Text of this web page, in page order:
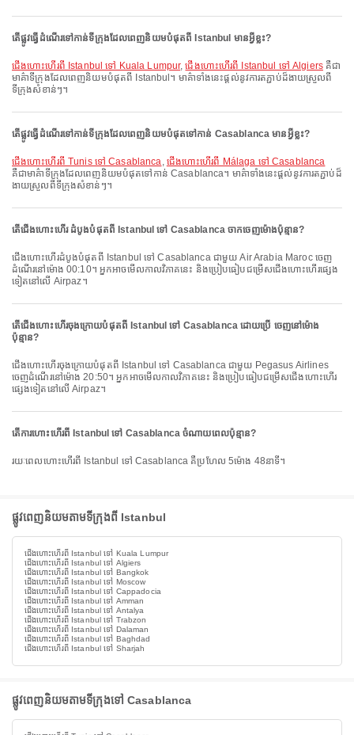
តើផ្លូវធ្វើដំណើរទៅកាន់ទីក្រុងដែលពេញនិយមបំផុតពី Istanbul មានអ្វីខ្លះ?
ជើងហោះហើរពី Istanbul ទៅ Kuala Lumpur,ជើងហោះហើរពី Istanbul ទៅ Algiersគឺជា
មាគ៌ាទីក្រុងដែលពេញនិយមបំផុតពី Istanbul។ មាគ៌ាទាំងនេះផ្តល់នូវការតភ្ជាប់ដ៏ងាយស្រួលពី
ទីក្រុងសំខាន់ៗ។
តើផ្លូវធ្វើដំណើរទៅកាន់ទីក្រុងដែលពេញនិយមបំផុតទៅកាន់ Casablanca មានអ្វីខ្លះ?
ជើងហោះហើរពី Tunis ទៅ Casablanca, ជើងហោះហើរពី Málaga ទៅ Casablanca
គឺជាមាគ៌ាទីក្រុងដែលពេញនិយមបំផុតទៅកាន់ Casablanca។ មាគ៌ាទាំងនេះផ្តល់នូវការតភ្ជាប់ដ៏
ងាយស្រួលពីទីក្រុងសំខាន់ៗ។
តើជើងហោះហើរ ដំបូងបំផុតពី Istanbul ទៅ Casablanca ចាកចេញម៉ោងប៉ុន្មាន?
ជើងហោះហើរដំបូងបំផុតពី Istanbul ទៅ Casablanca ជាមួយ Air Arabia Maroc ចេញ
ដំណើរនៅម៉ោង 00:10។ អ្នកអាចមើលកាលវិភាគនេះ និងប្រៀបធៀបជម្រើសជើងហោះហើរផ្សេង
ទៀតនៅលើ Airpaz។
តើជើងហោះហើរចុងក្រោយបំផុតពី Istanbul ទៅ Casablanca ដោយប្រើ ចេញនៅម៉ោង
ប៉ុន្មាន?
ជើងហោះហើរចុងក្រោយបំផុតពី Istanbul ទៅ Casablanca ជាមួយ Pegasus Airlines
ចេញដំណើរនៅម៉ោង 20:50។ អ្នកអាចមើលកាលវិភាគនេះ និងប្រៀបធៀបជម្រើសជើងហោះហើរ
ផ្សេងទៀតនៅលើ Airpaz។
តើការហោះហើរពី Istanbul ទៅ Casablanca ចំណាយពេលប៉ុន្មាន?
រយៈពេលហោះហើរពី Istanbul ទៅ Casablanca គឺប្រហែល 5ម៉ោង 48នាទី។
ផ្លូវពេញនិយមតាមទីក្រុងពី Istanbul
ជើងហោះហើរពី Istanbul ទៅ Kuala Lumpur
ជើងហោះហើរពី Istanbul ទៅ Algiers
ជើងហោះហើរពី Istanbul ទៅ Bangkok
ជើងហោះហើរពី Istanbul ទៅ Moscow
ជើងហោះហើរពី Istanbul ទៅ Cappadocia
ជើងហោះហើរពី Istanbul ទៅ Amman
ជើងហោះហើរពី Istanbul ទៅ Antalya
ជើងហោះហើរពី Istanbul ទៅ Trabzon
ជើងហោះហើរពី Istanbul ទៅ Dalaman
ជើងហោះហើរពី Istanbul ទៅ Baghdad
ជើងហោះហើរពី Istanbul ទៅ Sharjah
ផ្លូវពេញនិយមតាមទីក្រុងទៅ Casablanca